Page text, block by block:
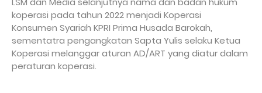
koperasi pada tahun 2022 menjadi Koperasi
Konsumen Syariah KPRI Prima Husada Barokah,
sementatra pengangkatan Sapta Yulis selaku Ketua
Koperasi melanggar aturan AD/ART yang diatur dalam
peraturan koperasi.